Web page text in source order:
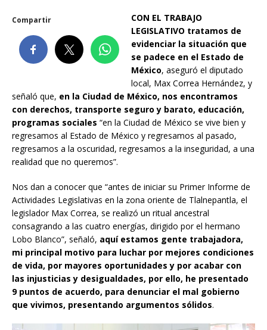
Compartir
CON EL TRABAJO
LEGISLATIVO tratamos de
evidenciar la situación que
se padece en el Estado de
México, aseguró el diputado
local, Max Correa Hernández, y
señaló que, en la Ciudad de México, nos encontramos
con derechos, transporte seguro y barato, educación,
programas sociales “en la Ciudad de México se vive bien y
regresamos al Estado de México y regresamos al pasado,
regresamos a la oscuridad, regresamos a la inseguridad, a una
realidad que no queremos”.
Nos dan a conocer que “antes de iniciar su Primer Informe de
Actividades Legislativas en la zona oriente de Tlalnepantla, el
legislador Max Correa, se realizó un ritual ancestral
consagrando a las cuatro energías, dirigido por el hermano
Lobo Blanco”, señaló, aquí estamos gente trabajadora,
mi principal motivo para luchar por mejores condiciones
de vida, por mayores oportunidades y por acabar con
las injusticias y desigualdades, por ello, he presentado
9 puntos de acuerdo, para denunciar el mal gobierno
que vivimos, presentando argumentos sólidos.